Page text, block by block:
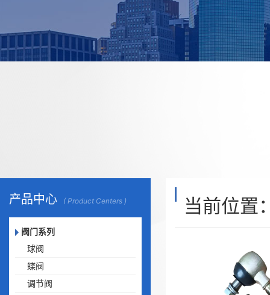
产品中心 ( Product Centers )
阀门系列
球阀
蝶阀
调节阀
当前位置